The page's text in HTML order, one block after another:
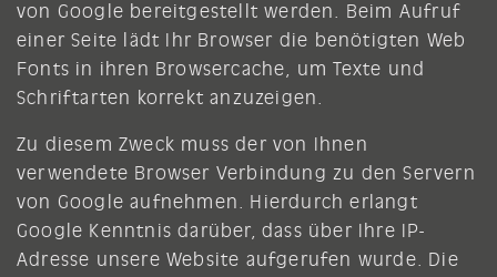
von Google bereitgestellt werden. Beim Aufruf
einer Seite lädt Ihr Browser die benötigten Web
Fonts in ihren Browsercache, um Texte und
Schriftarten korrekt anzuzeigen.
Zu diesem Zweck muss der von Ihnen
verwendete Browser Verbindung zu den Servern
von Google aufnehmen. Hierdurch erlangt
Google Kenntnis darüber, dass über Ihre IP-
Adresse unsere Website aufgerufen wurde. Die